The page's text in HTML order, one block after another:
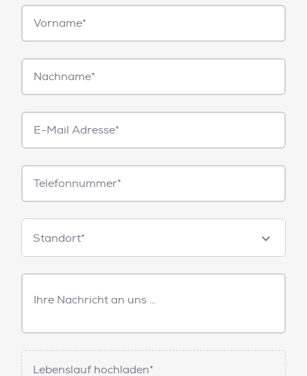
Vorname*
Nachname*
E-
Mail*
Telefonnummer
Standorte
Standort*
Freitext
Nachricht
Lebenslauf hochladen*